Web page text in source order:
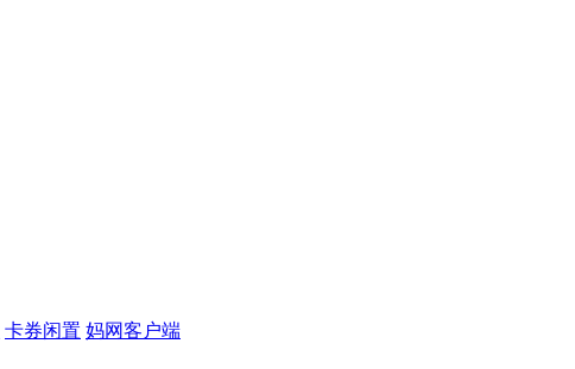
卡券闲置 妈网客户端